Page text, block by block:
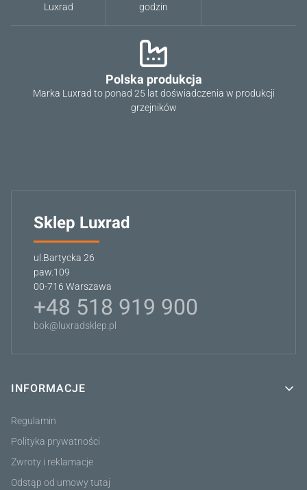
Luxrad
godzin
Polska produkcja
Marka Luxrad to ponad 25 lat doświadczenia w produkcji
grzejników
Sklep Luxrad
ul.Bartycka 26
paw.109
00-716 Warszawa
+48 518 919 900
bok@luxradsklep.pl
Linki w stopce
INFORMACJE
Regulamin
Polityka prywatności
Zwroty i reklamacje
Odstąp od umowy tutaj